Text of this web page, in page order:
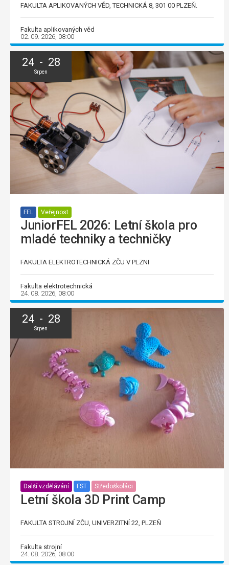
FAKULTA APLIKOVANÝCH VĚD, TECHNICKÁ 8, 301 00 PLZEŇ.
Fakulta aplikovaných věd
02. 09. 2026, 08:00
24 - 28
Srpen
FEL Veřejnost
JuniorFEL 2026: Letní škola pro
mladé techniky a techničky
FAKULTA ELEKTROTECHNICKÁ ZČU V PLZNI
Fakulta elektrotechnická
24. 08. 2026, 08:00
24 - 28
Srpen
Další vzdělávání FST Středoškoláci
Letní škola 3D Print Camp
FAKULTA STROJNÍ ZČU, UNIVERZITNÍ 22, PLZEŇ
Fakulta strojní
24. 08. 2026, 08:00